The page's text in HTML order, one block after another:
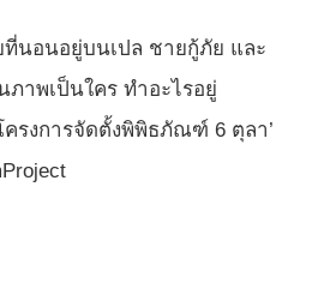
นอนอยู่บนเปล ชายกู้ภัย และ
าพเป็นใคร ทำอะไรอยู่
ครงการจัดตั้งพิพิธภัณฑ์ 6 ตุลา’